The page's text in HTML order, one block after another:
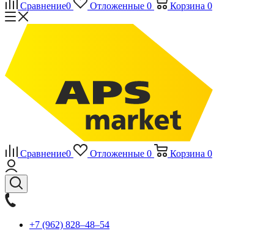
Сравнение0 Отложенные 0 Корзина 0
Сравнение0 Отложенные 0 Корзина 0
+7 (962) 828‒48‒54